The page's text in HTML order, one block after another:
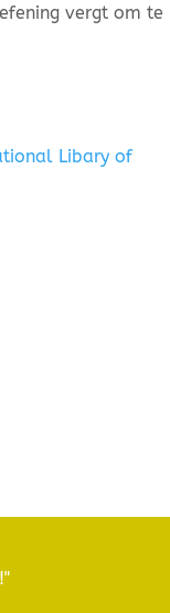
vergt om te
Libary of